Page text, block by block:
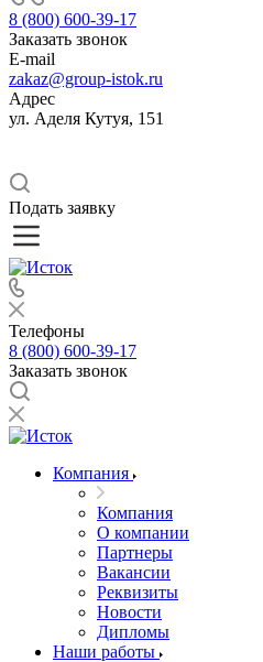
8 (800) 600-39-17
Заказать звонок
E-mail
zakaz@group-istok.ru
Адрес
ул. Аделя Кутуя, 151
Подать заявку
Телефоны
8 (800) 600-39-17
Заказать звонок
Компания
Компания
О компании
Партнеры
Вакансии
Реквизиты
Новости
Дипломы
Наши работы